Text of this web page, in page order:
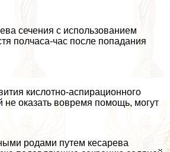
сечения с использованием
полчаса-час после попадания
кислотно-аспирационного
оказать вовремя помощь, могут
родами путем кесарева